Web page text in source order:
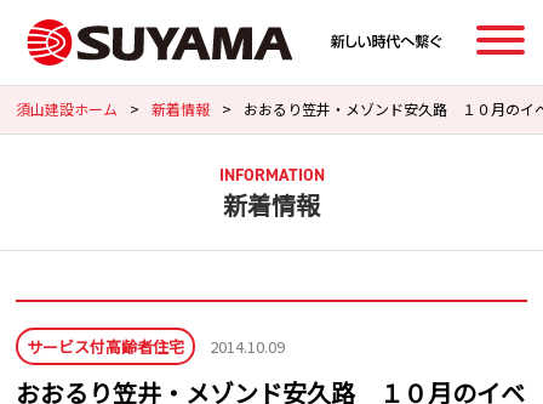
須山建設ホーム > 新着情報 > おおるり笠井・メゾンド安久路 １０月のイ
新着情報
INFORMATION
サービス付高齢者住宅 2014.10.09
おおるり笠井・メゾンド安久路 １０月のイベ